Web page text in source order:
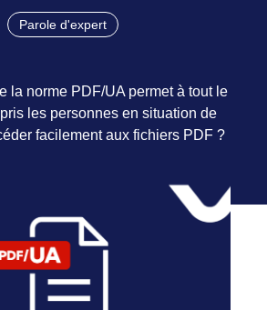
Parole d'expert
la norme PDF/UA permet à tout le
les personnes en situation de
facilement aux fichiers PDF ?